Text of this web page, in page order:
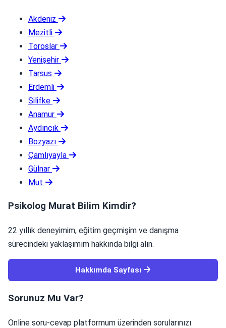
Akdeniz
Mezitli
Toroslar
Yenişehir
Tarsus
Erdemli
Silifke
Anamur
Aydıncık
Bozyazı
Çamlıyayla
Gülnar
Mut
Psikolog Murat Bilim Kimdir?
22 yıllık deneyimim, eğitim geçmişim ve danışma
sürecindeki yaklaşımım hakkında bilgi alın.
Hakkımda Sayfası
Sorunuz Mu Var?
Online soru-cevap platformum üzerinden sorularınızı